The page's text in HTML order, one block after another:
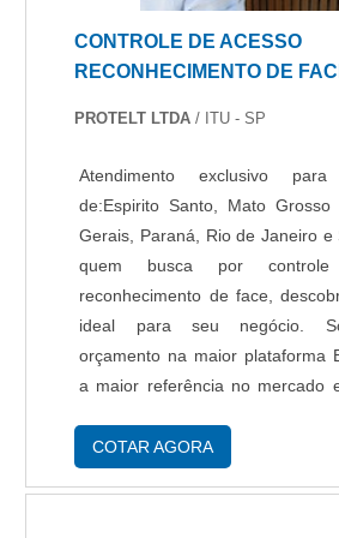
os serviços e responsável,
por conter escritório de alta
realizadas as atividades e
time com especialistas na
técnicos e consultores
regularmente, garantem
excelência..
CONTROLE DE ACESSO
RECONHECIMENTO DE
PROTELT LTDA / ITU - SP
Atendimento exclusivo
de:Espirito Santo, Mato
Gerais, Paraná, Rio de Janeiro e
quem busca por
reconhecimento de face,
ideal para seu negócio.
orçamento na maior plataforma
a maior referência no mercado
DE ACESSO
COTAR AGORA